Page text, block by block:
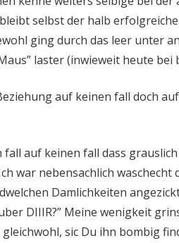
selbst der halb
ging durch das leer unter
laster (inwieweit heute
auf keinen fall doch
auf keinen fall dass
war nebensachlich
Damlichkeiten
DIIIR?” Meine wenigkeit
sic Du ihn bombig